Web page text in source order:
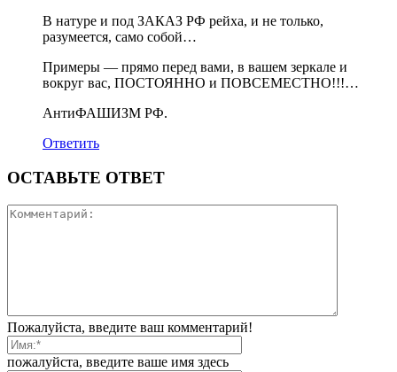
В натуре и под ЗАКАЗ РФ рейха, и не только,
разумеется, само собой…
Примеры — прямо перед вами, в вашем зеркале и
вокруг вас, ПОСТОЯННО и ПОВСЕМЕСТНО!!!…
АнтиФАШИЗМ РФ.
Ответить
ОСТАВЬТЕ ОТВЕТ
Пожалуйста, введите ваш комментарий!
пожалуйста, введите ваше имя здесь